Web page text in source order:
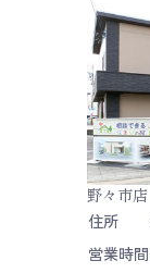
野々市店
住所
営業時間